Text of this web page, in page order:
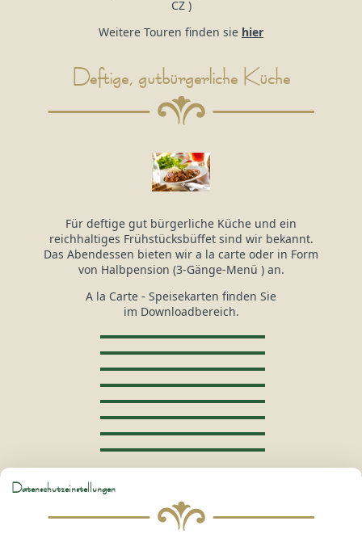
CZ )
Weitere Touren finden sie hier
Deftige, gutbürgerliche Küche
Für deftige gut bürgerliche Küche und ein
reichhaltiges Frühstücksbüffet sind wir bekannt.
Das Abendessen bieten wir a la carte oder in Form
von Halbpension (3-Gänge-Menü ) an.
A la Carte - Speisekarten finden Sie
im Downloadbereich.
Hotel Gasthof Kreuzhuber
Datenschutzeinstellungen